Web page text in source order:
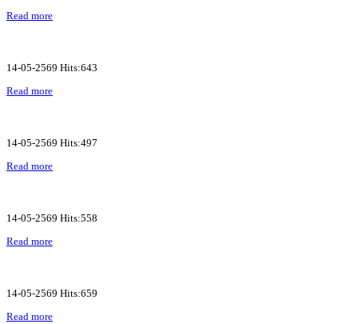
Read more
14-05-2569 Hits:643
Read more
14-05-2569 Hits:497
Read more
14-05-2569 Hits:558
Read more
14-05-2569 Hits:659
Read more